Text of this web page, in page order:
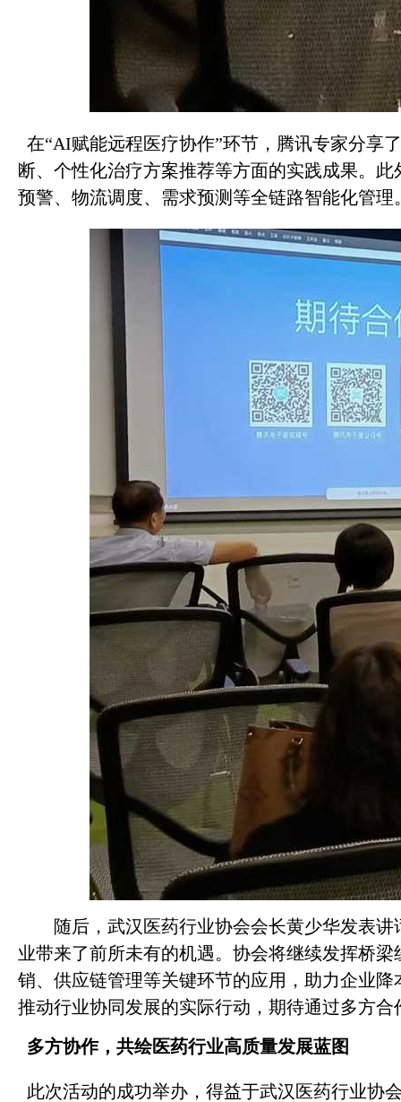
在“AI赋能远程医疗协作”环节，腾讯专家分享
断、个性化治疗方案推荐等方面的实践成果。
预警、物流调度、需求预测等全链路智能化管理
随后，武汉医药行业协会会长黄少华发表
业带来了前所未有的机遇。协会将继续发挥桥
销、供应链管理等关键环节的应用，助力企业
推动行业协同发展的实际行动，期待通过多方
多方协作，共绘医药行业高质量发展蓝图
此次活动的成功举办，得益于武汉医药行业协